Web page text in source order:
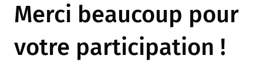
Merci beaucoup pour
votre participation !